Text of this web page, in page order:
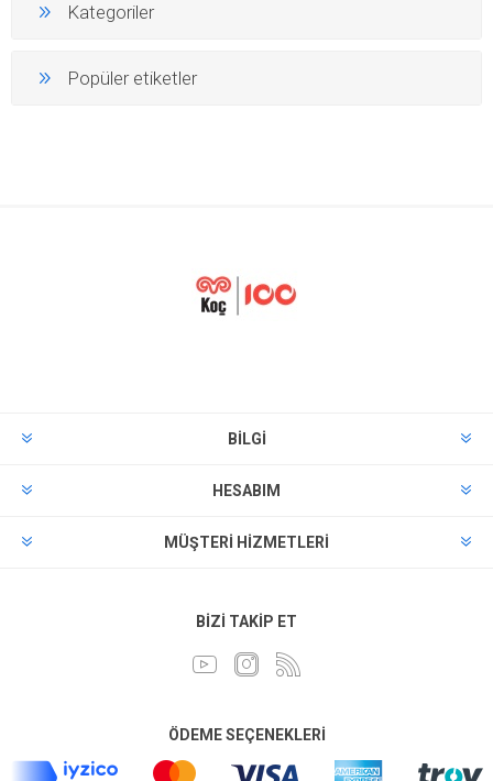
Kategoriler
Popüler etiketler
BILGI
HESABIM
MÜŞTERI HIZMETLERI
BIZI TAKIP ET
ÖDEME SEÇENEKLERI